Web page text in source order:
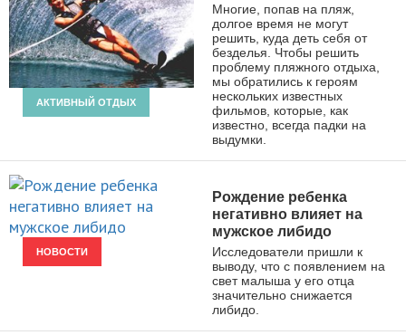
АКТИВНЫЙ ОТДЫХ
Многие, попав на пляж,
долгое время не могут
решить, куда деть себя от
безделья. Чтобы решить
проблему пляжного отдыха,
мы обратились к героям
нескольких известных
фильмов, которые, как
известно, всегда падки на
выдумки.
НОВОСТИ
Рождение ребенка
негативно влияет на
мужское либидо
Исследователи пришли к
выводу, что с появлением на
свет малыша у его отца
значительно снижается
либидо.